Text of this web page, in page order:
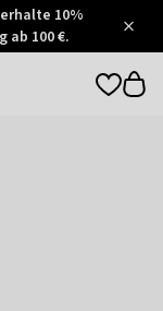
erhalte 10%
ab 100 €.